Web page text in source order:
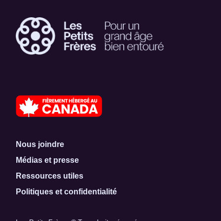
Nous joindre
Médias et presse
Ressources utiles
Politiques et confidentialité